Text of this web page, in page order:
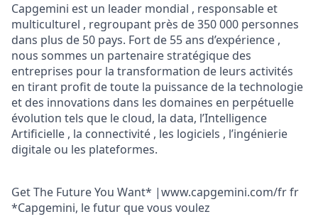
Capgemini est un leader mondial , responsable et
multiculturel , regroupant près de 350 000 personnes
dans plus de 50 pays. Fort de 55 ans d’expérience ,
nous sommes un partenaire stratégique des
entreprises pour la transformation de leurs activités
en tirant profit de toute la puissance de la technologie
et des innovations dans les domaines en perpétuelle
évolution tels que le cloud, la data, l’Intelligence
Artificielle , la connectivité , les logiciels , l’ingénierie
digitale ou les plateformes.
Get The Future You Want* |www.capgemini.com/fr fr
*Capgemini, le futur que vous voulez